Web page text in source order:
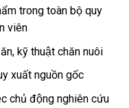
trong toàn bộ quy
viên
kỹ thuật chăn nuôi
xuất nguồn gốc
chủ động nghiên cứu